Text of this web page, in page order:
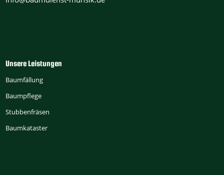
Unsere Leistungen
Baumfällung
Baumpflege
Stubbenfräsen
Baumkataster